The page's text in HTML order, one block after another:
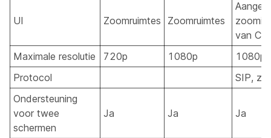
UI Zoomruimtes Zoomruimtes
van
Maximale resolutie
720p 1080p
1080p
Protocol
SIP,
Ondersteuning
voor twee
schermen
Ja Ja Ja